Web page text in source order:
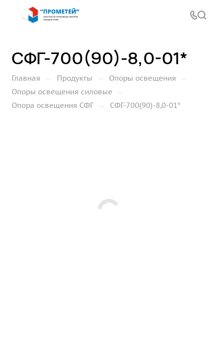
СФГ-700(90)-8,0-01*
Главная — Продукты — Опоры освещения —
Опоры освещения силовые —
Опора освещения СФГ — СФГ-700(90)-8,0-01*